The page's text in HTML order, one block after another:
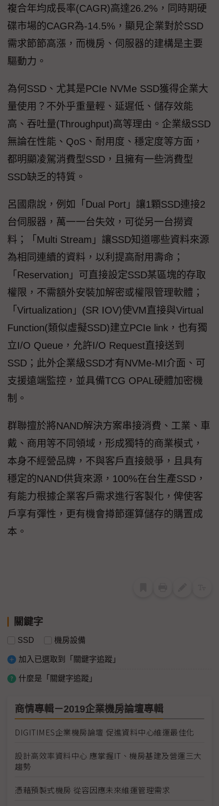
複合年均成長率(CAGR)高達26.2%，同時期硬
碟市場的CAGR為-14.5%，顯見企業對於SSD
需求節節高漲，而機房、伺服器的建構是主要
驅動力。
為何SSD、尤其是PCIe NVMe SSD獲得企業大
量使用？不外乎重量輕、延遲低、儲存效能
高、吞吐量(Throughput)高等理由。企業級SSD
無論在性能、QoS、耐用度、穩定度等方面，
都明顯凌駕消費型SSD，且擁有一些消費型
SSD缺乏的特質。
呂國鼎說，例如「Dual Port」讓1顆SSD連接2
台伺服器，萬一一台失效，可從另一台撈資
料；「Multi Stream」讓SSD知道哪些資料來源
為相同連續的資料，以利提高耐用壽命；
「Reservation」可直接設定SSD某區塊的存取
權限，不需額外安裝加解密或權限管理軟體；
「Virtualization」(SR IOV)使VM直接與Virtual
Function(類似虛擬SSD)建立PCIe link，也有獨
立I/O Queue，允許I/O Request直接送到
SSD；此外企業級SSD才有NVMe-MI介面、可
支援遠端監控，並具備TCG OPAL硬體加密機
制。
群聯擅於將NAND解決方案串接消費、工業、車
戴、商用等不同領域，形成獨特的商業模式，
本身不經營品牌，不與客戶直接競爭，且具有
穩定的NAND供貨來源，100%在台生產SSD，
有能力根據企業客戶需求進行客製化，俾使客
戶享有彈性，更有機會撙節運算儲存的購置成
本。
關鍵字
SSD 機房設備
加入已選取到「關鍵字追蹤」
什麼是「關鍵字追蹤」
商情專輯－2019企業機房論壇專輯
DIGITIMES企業機房論壇 促進資料中心維運最佳化
設計高效率資料中心 應掌握IT、機房基建及營運三大
趨勢
憑藉預製式機房 從容因應未來維運管理需求